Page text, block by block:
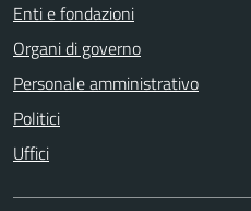
Enti e fondazioni
Organi di governo
Personale amministrativo
Politici
Uffici